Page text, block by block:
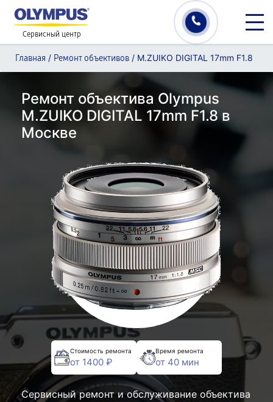
Сервисный центр
Главная / Ремонт объективов / M.ZUIKO DIGITAL 17mm F1.8
Ремонт объектива Olympus
M.ZUIKO DIGITAL 17mm F1.8 в
Москве
Стоимость ремонта
от 1400 ₽
Время ремонта
от 40 мин
Сервисный ремонт и обслуживание объектива